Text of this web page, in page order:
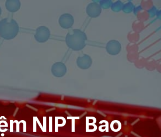
NIPT Bao